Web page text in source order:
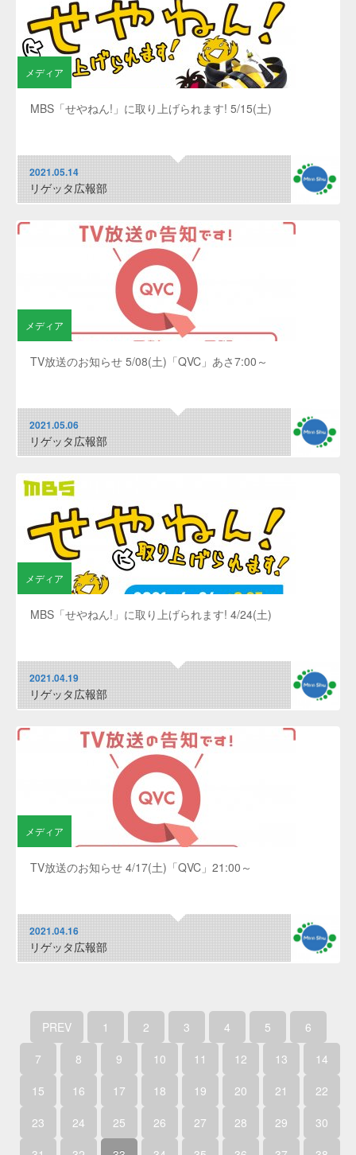
メディア
MBS「せやねん!」に取り上げられます! 5/15(土)
2021.05.14
リゲッタ広報部
メディア
TV放送のお知らせ 5/08(土)「QVC」あさ7:00～
2021.05.06
リゲッタ広報部
メディア
MBS「せやねん!」に取り上げられます! 4/24(土)
2021.04.19
リゲッタ広報部
メディア
TV放送のお知らせ 4/17(土)「QVC」21:00～
2021.04.16
リゲッタ広報部
PREV 1 2 3 4 5
6
7
8 9 10 11 12 13
14
15
16 17 18 19 20 21
22
23
24 25 26 27 28 29
30